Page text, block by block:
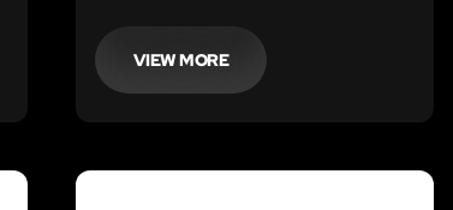
Enfants Perdus !
VIEW MORE